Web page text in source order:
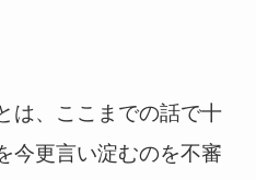
は、ここまでの話で十
今更言い淀むのを不審